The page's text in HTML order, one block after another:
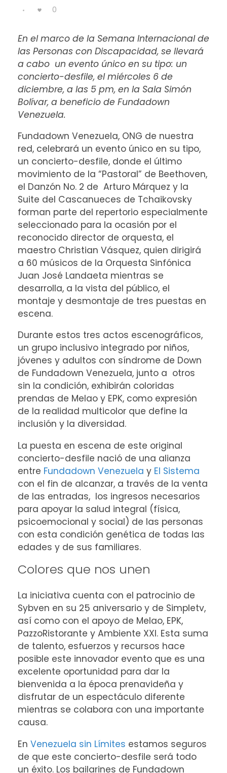
0
En el marco de la Semana Internacional de
las Personas con Discapacidad, se llevará
a cabo un evento único en su tipo: un
concierto-desfile, el miércoles 6 de
diciembre, a las 5 pm, en la Sala Simón
Bolívar, a beneficio de Fundadown
Venezuela.
Fundadown Venezuela, ONG de nuestra
red, celebrará un evento único en su tipo,
un concierto-desfile, donde el último
movimiento de la “Pastoral” de Beethoven,
el Danzón No. 2 de Arturo Márquez y la
Suite del Cascanueces de Tchaikovsky
forman parte del repertorio especialmente
seleccionado para la ocasión por el
reconocido director de orquesta, el
maestro Christian Vásquez, quien dirigirá
a 60 músicos de la Orquesta Sinfónica
Juan José Landaeta mientras se
desarrolla, a la vista del público, el
montaje y desmontaje de tres puestas en
escena.
Durante estos tres actos escenográficos,
un grupo inclusivo integrado por niños,
jóvenes y adultos con síndrome de Down
de Fundadown Venezuela, junto a otros
sin la condición, exhibirán coloridas
prendas de Melao y EPK, como expresión
de la realidad multicolor que define la
inclusión y la diversidad.
La puesta en escena de este original
concierto-desfile nació de una alianza
entre Fundadown Venezuela y El Sistema
con el fin de alcanzar, a través de la venta
de las entradas, los ingresos necesarios
para apoyar la salud integral (física,
psicoemocional y social) de las personas
con esta condición genética de todas las
edades y de sus familiares.
Colores que nos unen
La iniciativa cuenta con el patrocinio de
Sybven en su 25 aniversario y de Simpletv,
así como con el apoyo de Melao, EPK,
PazzoRistorante y Ambiente XXI. Esta suma
de talento, esfuerzos y recursos hace
posible este innovador evento que es una
excelente oportunidad para dar la
bienvenida a la época prenavideña y
disfrutar de un espectáculo diferente
mientras se colabora con una importante
causa.
En Venezuela sin Límites estamos seguros
de que este concierto-desfile será todo
un éxito. Los bailarines de Fundadown